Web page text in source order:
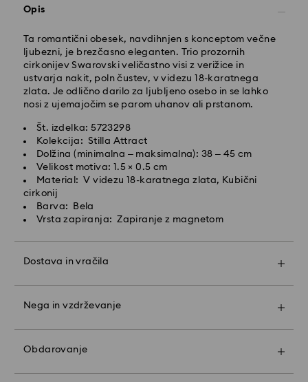
Opis
Ta romantični obesek, navdihnjen s konceptom večne
ljubezni, je brezčasno eleganten. Trio prozornih
cirkonijev Swarovski veličastno visi z verižice in
ustvarja nakit, poln čustev, v videzu 18-karatnega
zlata. Je odlično darilo za ljubljeno osebo in se lahko
nosi z ujemajočim se parom uhanov ali prstanom.
Št. izdelka: 5723298
Kolekcija: Stilla Attract
Dolžina (minimalna – maksimalna): 38 – 45 cm
Velikost motiva: 1.5 × 0.5 cm
Material: V videzu 18-karatnega zlata, Kubični
cirkonij
Barva: Bela
Vrsta zapiranja: Zapiranje z magnetom
Dostava in vračila
Čas standardne dostave: 3 delovnih dni po obdelavi
Strošek standardne dostave: 6,95 EUR
Brezplačna standardna dostava pri nakupu nad: 99
EUR
Hitra dostava -FedEx
Naročila, ki jih oddate od ponedeljka do petka do
14:30 po srednjeevropskem času, bodo obdelana in
poslana isti delovni dan.
Čas hitre dostave: 1 delovni dan po obdelavi in
pošiljanju
Strošek hitre dostave: 19 EUR
podjetja Swarovski do prejema končnega plačila.
Pri izdelkih Crystal Myrad, Licensed-in ter Creators
preden je pošiljka poslana, in da ste obveščeni po e-
Prednostna naloga podjetja Swarovski je
Nega in vzdrževanje
Obdarovanje
pentljo. Lahko vključite tudi osebno sporočilo.
Ko izberete možnost pošiljanja kot darilo, bodo vsi
dodati osebno sporočilo, bo vsakemu naročilu